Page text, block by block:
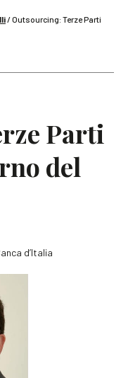
/Outsourcing: Terze Parti
Parti
del
d’Italia